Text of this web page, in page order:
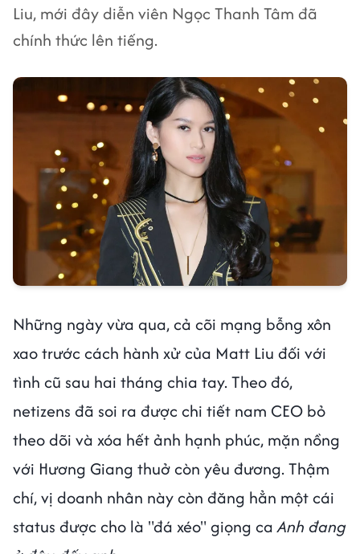
Liu, mới đây diễn viên Ngọc Thanh Tâm đã
chính thức lên tiếng.
Những ngày vừa qua, cả cõi mạng bỗng xôn
xao trước cách hành xử của Matt Liu đối với
tình cũ sau hai tháng chia tay. Theo đó,
netizens đã soi ra được chi tiết nam CEO bỏ
theo dõi và xóa hết ảnh hạnh phúc, mặn nồng
với Hương Giang thuở còn yêu đương. Thậm
chí, vị doanh nhân này còn đăng hẳn một cái
status được cho là "đá xéo" giọng caAnh đang